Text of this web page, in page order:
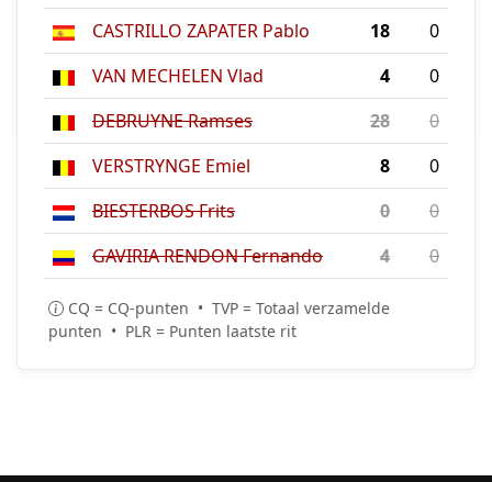
CASTRILLO ZAPATER Pablo
18
0
VAN MECHELEN Vlad
4
0
DEBRUYNE Ramses
28
0
VERSTRYNGE Emiel
8
0
BIESTERBOS Frits
0
0
GAVIRIA RENDON Fernando
4 0
CQ = CQ-punten • TVP = Totaal verzamelde
punten • PLR = Punten laatste rit